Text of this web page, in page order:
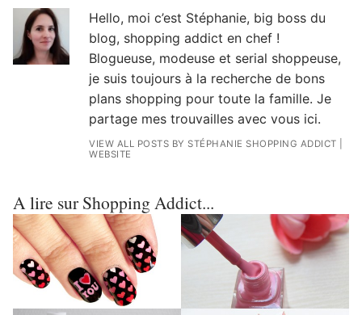
Hello, moi c’est Stéphanie, big boss du
blog, shopping addict en chef !
Blogueuse, modeuse et serial shoppeuse,
je suis toujours à la recherche de bons
plans shopping pour toute la famille. Je
partage mes trouvailles avec vous ici.
VIEW ALL POSTS BY STÉPHANIE SHOPPING ADDICT
WEBSITE
A lire sur Shopping Addict...